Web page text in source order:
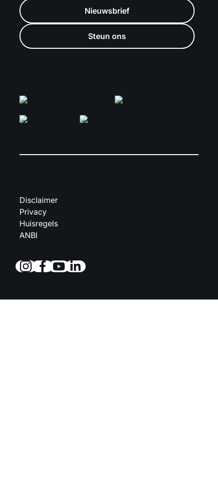
Nieuwsbrief
Steun ons
Disclaimer
Privacy
Huisregels
ANBI